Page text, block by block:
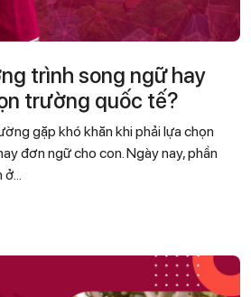
trình song ngữ hay
trường quốc tế?
gặp khó khăn khi phải lựa chọn
đơn ngữ cho con. Ngày nay, phần